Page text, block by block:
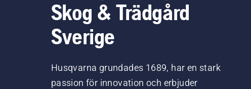
Skog & Trädgård
Sverige
Husqvarna grundades 1689, har en stark
passion för innovation och erbjuder